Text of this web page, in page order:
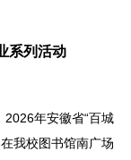
系列活动
年安徽省“百城
我校图书馆南广场